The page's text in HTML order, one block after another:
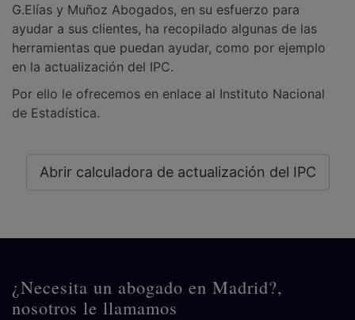
G.Elías y Muñoz Abogados, en su esfuerzo para
ayudar a sus clientes, ha recopilado algunas de las
herramientas que puedan ayudar, como por ejemplo
en la actualización del IPC.
Por ello le ofrecemos en enlace al Instituto Nacional
de Estadística.
Abrir calculadora de actualización del IPC
¿Necesita un abogado en Madrid?,
nosotros le llamamos